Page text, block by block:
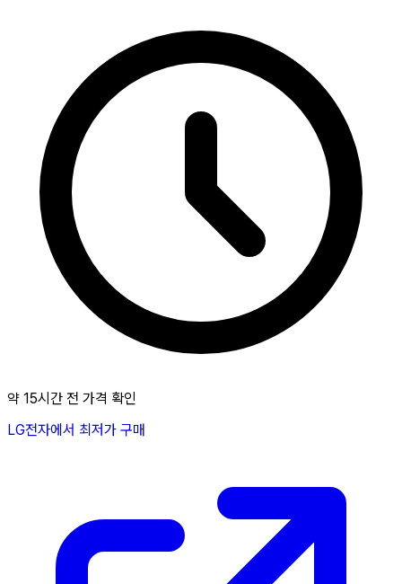
약 15시간 전 가격 확인
LG전자에서 최저가 구매